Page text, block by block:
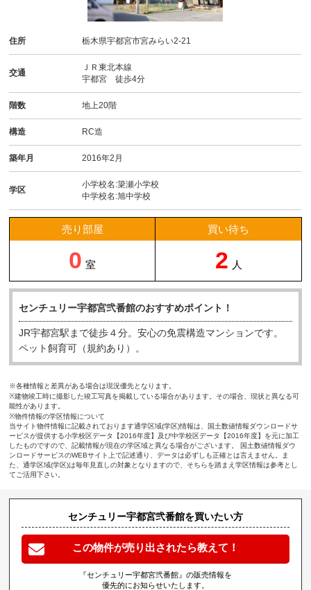
住所 栃木県宇都宮市宮みらい2-21
交通
ＪＲ東北本線
宇都宮 徒歩4分
階数 地上20階
構造 RC造
築年月 2016年2月
学区
小学校名:簗瀬小学校
中学校名:旭中学校
売り部屋
0 室
買い待ち
2 人
センチュリー宇都宮弐番館のおすすめポイント！
JR宇都宮駅まで徒歩４分。安心の免震構造マンションです。
ペット飼育可（規約あり）。
※各種情報と差異がある場合は現況優先となります。
※建物竣工時に撮影した竣工写真を掲載している場合があります。その場合、現状と異なる可
能性があります。
※物件情報の学区情報について
当サイト物件情報に記載されております通学区域(学区)情報は、国土数値情報ダウンロードサ
ービスが提供する小学校区データ【2016年度】及び中学校区データ【2016年度】を元に加工
したものですので、記載情報が現在の学区域と異なる場合がございます。 国土数値情報ダウ
ンロードサービスのWEBサイト上で記述通り、データは必ずしも正確とは言えません。ま
た、通学区域(学区)は毎年見直しの対象となりますので、そちらを踏まえ学区情報は参考とし
てご活用下さい。
センチュリー宇都宮弐番館を買いたい方
この物件が売り出されたら教えて！
『センチュリー宇都宮弐番館』の販売情報を
優先的にお知らせいたします。